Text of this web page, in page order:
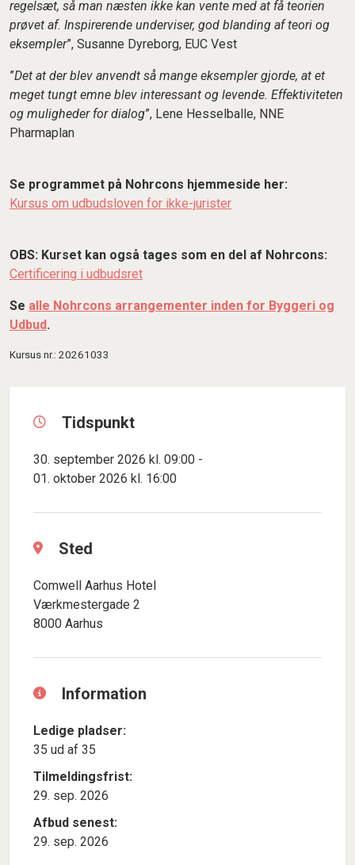
regelsæt, så man næsten ikke kan vente med at få teorien
prøvet af. Inspirerende underviser, god blanding af teori og
eksempler”, Susanne Dyreborg, EUC Vest
”Det at der blev anvendt så mange eksempler gjorde, at et
meget tungt emne blev interessant og levende. Effektiviteten
og muligheder for dialog”, Lene Hesselballe, NNE
Pharmaplan
Se programmet på Nohrcons hjemmeside her:
Kursus om udbudsloven for ikke-jurister
OBS: Kurset kan også tages som en del af Nohrcons:
Certificering i udbudsret
Se alle Nohrcons arrangementer inden for Byggeri og
Udbud.
Kursus nr.: 20261033
Tidspunkt
30. september 2026 kl. 09:00 -
01. oktober 2026 kl. 16:00
Sted
Comwell Aarhus Hotel
Værkmestergade 2
8000 Aarhus
Information
Ledige pladser:
35 ud af 35
Tilmeldingsfrist:
29. sep. 2026
Afbud senest:
29. sep. 2026